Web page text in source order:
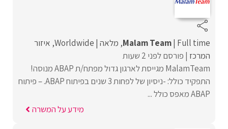
Malam Team Full time מלאה Worldwide איזור
המרכז פורסם לפני 2 שעות
MalamTeam מגייסת לארגון גדול מפתח/ת ABAP מנוסה!
התפקיד כולל: -ניסיון של לפחות 3 שנים בפיתוח ABAP. – פיתוח
ABAP מאפס כולל ...
מידע על המשרה